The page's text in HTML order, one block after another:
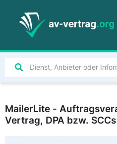
MailerLite -
Vertrag, DPA bzw.